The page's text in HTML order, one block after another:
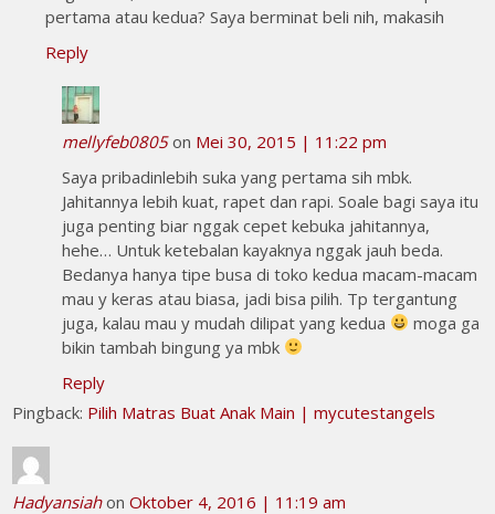
pertama atau kedua? Saya berminat beli nih, makasih
Reply
mellyfeb0805on Mei 30, 2015 | 11:22 pm
Saya pribadinlebih suka yang pertama sih mbk.
Jahitannya lebih kuat, rapet dan rapi. Soale bagi saya itu
juga penting biar nggak cepet kebuka jahitannya,
hehe… Untuk ketebalan kayaknya nggak jauh beda.
Bedanya hanya tipe busa di toko kedua macam-macam
mau y keras atau biasa, jadi bisa pilih. Tp tergantung
juga, kalau mau y mudah dilipat yang kedua
moga ga
bikin tambah bingung ya mbk
Reply
Pingback: Pilih Matras Buat Anak Main | mycutestangels
HadyansiahonOktober 4, 2016 | 11:19 am